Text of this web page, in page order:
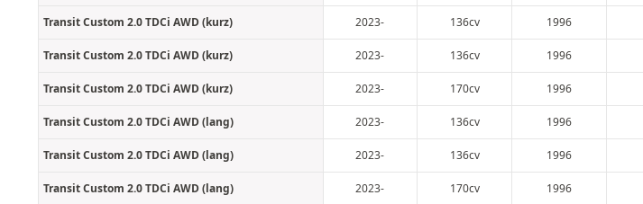
Transit Custom 2.0 TDCi AWD (kurz) 2023- 136cv 1996
Transit Custom 2.0 TDCi AWD (kurz) 2023- 136cv 1996
Transit Custom 2.0 TDCi AWD (kurz) 2023- 170cv 1996
Transit Custom 2.0 TDCi AWD (lang) 2023- 136cv 1996
Transit Custom 2.0 TDCi AWD (lang) 2023- 136cv 1996
Transit Custom 2.0 TDCi AWD (lang) 2023- 170cv 1996